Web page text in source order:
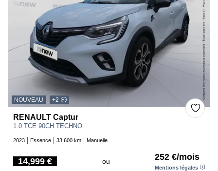
NOUVEAU +2
RENAULT Captur
1.0 TCE 90CH TECHNO
2023 Essence 33,600 km Manuelle
Price
14,999 € ou 252 €/mois
Mentions légales